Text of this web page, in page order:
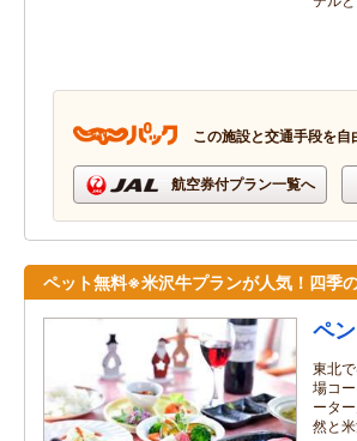
この施設と交通手段を
航空券付プラン一覧へ
ペット無料※米沢牛プランが人気！四季
ペ
東北
場コ
ータ
然と